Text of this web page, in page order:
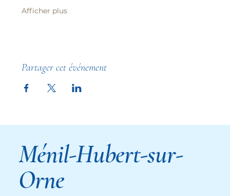
Ménil-Hubert-sur-
Orne
Afficher plus
Partager cet événement